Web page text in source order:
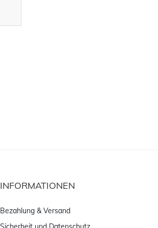
INFORMATIONEN
Bezahlung & Versand